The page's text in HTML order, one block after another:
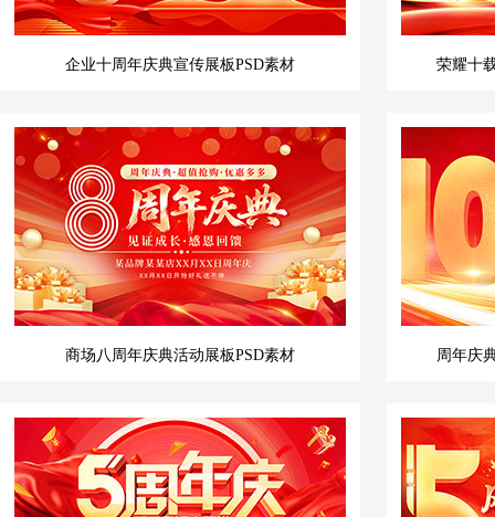
企业十周年庆典宣传展板PSD素材 荣耀十
商场八周年庆典活动展板PSD素材 周年庆